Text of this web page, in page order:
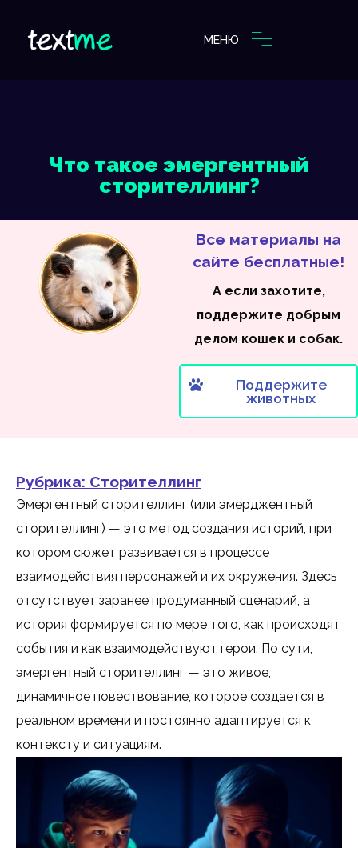
МЕНЮ
Что такое эмергентный
сторителлинг?
Все материалы на
сайте бесплатные!
А если захотите,
поддержите добрым
делом кошек и собак.
Поддержите
животных
Рубрика: Сторителлинг
Эмергентный сторителлинг (или эмерджентный
сторителлинг) — это метод создания историй, при
котором сюжет развивается в процессе
взаимодействия персонажей и их окружения. Здесь
отсутствует заранее продуманный сценарий, а
история формируется по мере того, как происходят
события и как взаимодействуют герои. По сути,
эмергентный сторителлинг — это живое,
динамичное повествование, которое создается в
реальном времени и постоянно адаптируется к
контексту и ситуациям.